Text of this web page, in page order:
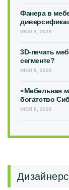
Фанера в
ИЮЛ 8, 2026
3D-печать
сегменте?
ИЮЛ 8, 2026
«Мебельная
богатство
ИЮЛ 8, 2026